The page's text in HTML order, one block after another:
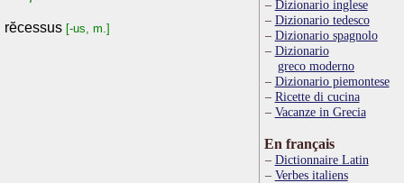
rĕcessus [-us, m.]
Dizionario inglese
Dizionario tedesco
Dizionario spagnolo
Dizionario
greco moderno
Dizionario piemontese
Ricette di cucina
Vacanze in Grecia
En français
Dictionnaire Latin
Verbes italiens